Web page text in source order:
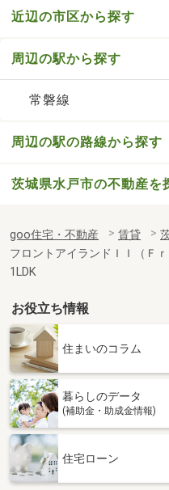
近辺の市区から探す
周辺の駅から探す
常磐線
周辺の駅の路線から探す
茨城県水戸市の不動産を
goo住宅・不動産 賃貸
フロントアイランドＩＩ（
1LDK
お役立ち情報
住まいのコラム
暮らしのデータ
(補助金・助成金情報)
住宅ローン